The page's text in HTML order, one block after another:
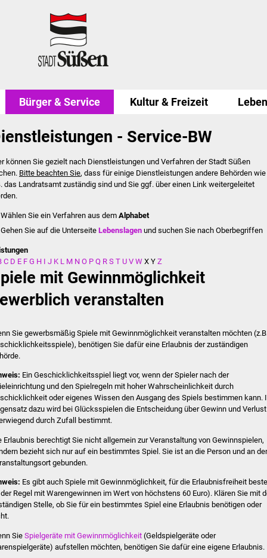
Bürger & Service Kultur & Freizeit
- Service-BW
können Sie gezielt nach Dienstleistungen und Verfahren der Stadt Süßen
Bitte beachten Sie, dass für einige Dienstleistungen andere Behörden wie
das Landratsamt zuständig sind und Sie ggf. über einen Link weitergeleitet
Wählen Sie ein Verfahren aus dem Alphabet
Gehen Sie auf die UnterseiteLebenslagen und suchen Sie nach Oberbegriffen
C D E F G H I J K L M N O P Q R S T U V W X Y Z
mit Gewinnmöglichkeit
veranstalten
Sie gewerbsmäßig Spiele mit Gewinnmöglichkeit veranstalten möchten (z.B.
benötigen Sie dafür eine Erlaubnis der zuständigen
Ein Geschicklichkeitsspiel liegt vor, wenn der Spieler nach der
und den Spielregeln mit hoher Wahrscheinlichkeit durch
oder eigenes Wissen den Ausgang des Spiels bestimmen kann.
dazu wird bei Glücksspielen die Entscheidung über Gewinn und Verlust
durch Zufall bestimmt.
Erlaubnis berechtigt Sie nicht allgemein zur Veranstaltung von Gewinnspielen,
bezieht sich nur auf ein bestimmtes Spiel. Sie ist an die Person und an
gebunden.
Es gibt auch Spiele mit Gewinnmöglichkeit, für die Erlaubnisfreiheit
Regel mit Warengewinnen im Wert von höchstens 60 Euro). Klären Sie mit
Stelle, ob Sie für ein bestimmtes Spiel eine Erlaubnis benötigen oder
Sie Spielgeräte mit Gewinnmöglichkeit (Geldspielgeräte oder
aufstellen möchten, benötigen Sie dafür eine eigene Erlaubnis.